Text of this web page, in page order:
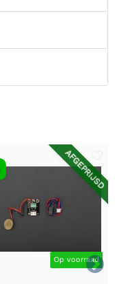

AFGEPRIJSD
Op voorraad